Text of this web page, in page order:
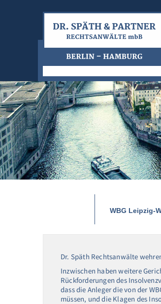
WBG Leipzig-
Dr. Späth Rechtsanwälte
Inzwischen haben weitere
Rückforderungen des
dass die Anleger die von der
müssen, und die Klagen des